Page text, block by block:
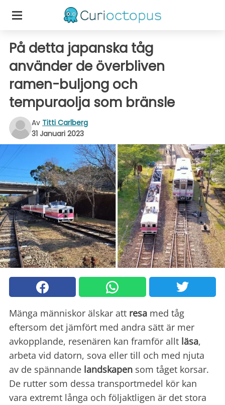
På detta japanska tåg
använder de överbliven
ramen-buljong och
tempuraolja som bränsle
Av Titti Carlberg
31 Januari 2023
Mänga människor älskar att resa med tåg
eftersom det jämfört med andra sätt är mer
avkopplande, resenären kan framför allt läsa,
arbeta vid datorn, sova eller till och med njuta
av de spännande landskapen som tåget korsar.
De rutter som dessa transportmedel kör kan
vara extremt långa och följaktligen är det stora